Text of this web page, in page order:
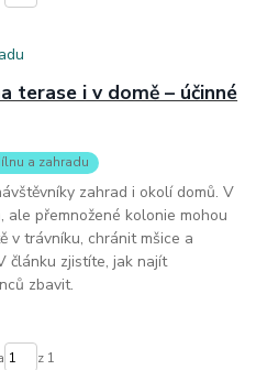
terase i v domě – účinné
a zahradu
zahrad i okolí domů. V
ale přemnožené kolonie mohou
v trávníku, chránit mšice a
článku zjistíte, jak najít
zbavit.
z 1